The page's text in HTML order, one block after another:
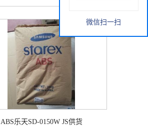
ABS乐天SD-0150W JS供货
微信扫一扫